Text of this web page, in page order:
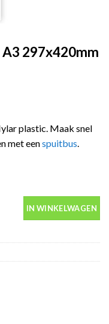
297x420mm
plastic. Maak snel
met eenspuitbus
IN WINKELWAGEN